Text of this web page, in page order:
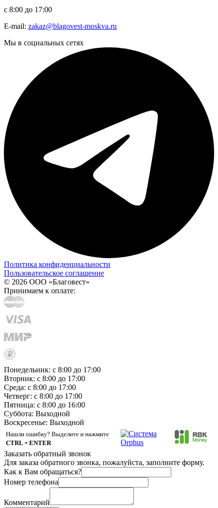
с 8:00 до 17:00
E-mail: zakaz@blagovest-moskva.ru
Мы в социальных сетях
Политика конфиденциальности
Пользовательское соглашение
© 2026 ООО «Благовест»
Принимаем к оплате:
Понедельник: с 8:00 до 17:00
Вторник: с 8:00 до 17:00
Среда: с 8:00 до 17:00
Четверг: с 8:00 до 17:00
Пятница: с 8:00 до 16:00
Суббота: Выходной
Воскресенье: Выходной
Нашли ошибку? Выделите и нажмите
CTRL + ENTER
Заказать обратный звонок
Для заказа обратного звонка, пожалуйста, заполните форму.
Как к Вам обращаться?
Номер телефона
Комментарий